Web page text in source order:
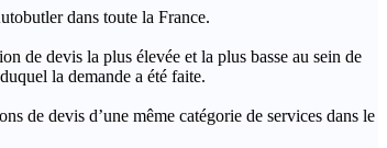
dans toute la France.
de devis la plus élevée et la plus basse au sein de
la demande a été faite.
de devis d’une même catégorie de services dans le